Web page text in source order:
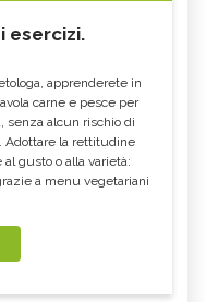
esercizi.
apprenderete in
carne e pesce per
senza alcun rischio di
Adottare la rettitudine
gusto o alla varietà:
a menu vegetariani